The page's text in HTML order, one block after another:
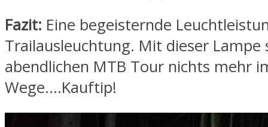
Fazit: Eine begeisternde
Trailausleuchtung. Mit dieser Lampe
abendlichen MTB Tour nichts mehr
Wege….Kauftip!